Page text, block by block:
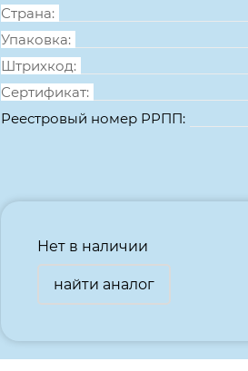
Страна:
Упаковка:
Штрихкод:
Сертификат:
Реестровый номер РРПП:
Нет в наличии
найти аналог